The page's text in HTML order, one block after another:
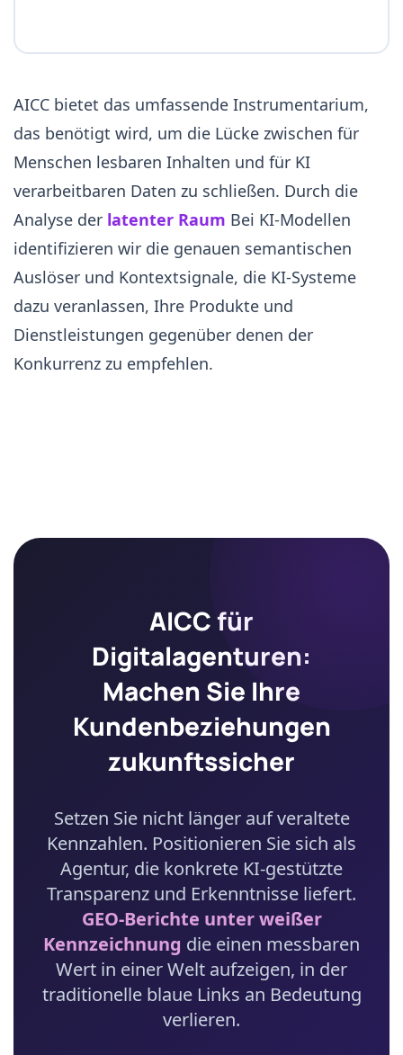
AICC bietet das umfassende Instrumentarium,
das benötigt wird, um die Lücke zwischen für
Menschen lesbaren Inhalten und für KI
verarbeitbaren Daten zu schließen. Durch die
Analyse der latenter Raum Bei KI-Modellen
identifizieren wir die genauen semantischen
Auslöser und Kontextsignale, die KI-Systeme
dazu veranlassen, Ihre Produkte und
Dienstleistungen gegenüber denen der
Konkurrenz zu empfehlen.
AICC für
Digitalagenturen:
Machen Sie Ihre
Kundenbeziehungen
zukunftssicher
Setzen Sie nicht länger auf veraltete
Kennzahlen. Positionieren Sie sich als
Agentur, die konkrete KI-gestützte
Transparenz und Erkenntnisse liefert.
GEO-Berichte unter weißer
Kennzeichnung die einen messbaren
Wert in einer Welt aufzeigen, in der
traditionelle blaue Links an Bedeutung
verlieren.